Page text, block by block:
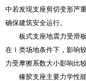
中若发现支座剪切变形严
确保建筑安全运行。
板式支座地震力受滑
在Ⅰ类场地条件下，影响
力受摩擦系数大小影响比
橡胶支座主要力学性